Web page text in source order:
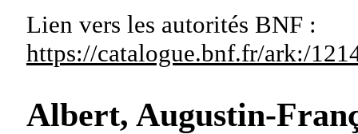
Lien vers les autorités BNF :
https://catalogue.bnf.fr/ark:/
Albert, Augustin-